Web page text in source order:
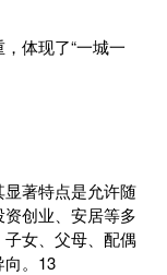
体现了“一城一
著特点是‌允许随
创业、安居等多
女、父母、配偶
向。‌‌1‌‌3